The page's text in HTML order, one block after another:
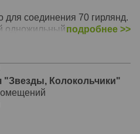
для соединения 70 гирлянд.
одножильный.подробнее >>
"Звезды, Колокольчики"